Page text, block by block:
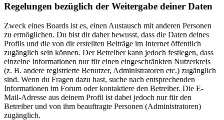
Regelungen bezüglich der Weitergabe deiner Daten
Zweck eines Boards ist es, einen Austausch mit anderen Personen
zu ermöglichen. Du bist dir daher bewusst, dass die Daten deines
Profils und die von dir erstellten Beiträge im Internet öffentlich
zugänglich sein können. Der Betreiber kann jedoch festlegen, dass
einzelne Informationen nur für einen eingeschränkten Nutzerkreis
(z. B. andere registrierte Benutzer, Administratoren etc.) zugänglich
sind. Wenn du Fragen dazu hast, suche nach entsprechenden
Informationen im Forum oder kontaktiere den Betreiber. Die E-
Mail-Adresse aus deinem Profil ist dabei jedoch nur für den
Betreiber und von ihm beauftragte Personen (Administratoren)
zugänglich.